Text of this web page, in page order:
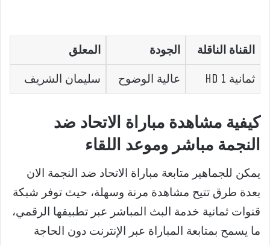
القناة الناقلة الجودة المعلق
ثمانية 1 HD عالية الوضوح سليمان الشريف
كيفية مشاهدة مباراة الاتحاد ضد
النجمة مباشر وموعد اللقاء
يمكن للجماهير متابعة مباراة الاتحاد ضد النجمة الان
بعدة طرق تتيح مشاهدة مرنة وسهلة، حيث توفر شبكة
قنوات ثمانية خدمة البث المباشر عبر تطبيقها الرقمي،
ما يسمح بمتابعة المباراة عبر الإنترنت دون الحاجة